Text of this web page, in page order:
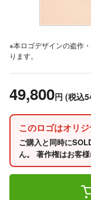
※本ロゴデザインの盗作
ります。
49,800円 (税込
このロゴはオリ
ご購入と同時に
ん。 著作権はお客